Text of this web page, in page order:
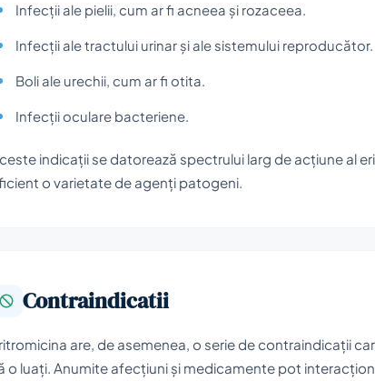
Infecții ale pielii, cum ar fi acneea și rozaceea.
Infecții ale tractului urinar și ale sistemului reproducător.
Boli ale urechii, cum ar fi otita.
Infecții oculare bacteriene.
indicații se datorează spectrului larg de acțiune al
o varietate de agenți patogeni.
Contraindicatii
are, de asemenea, o serie de contraindicații
o luați. Anumite afecțiuni și medicamente pot